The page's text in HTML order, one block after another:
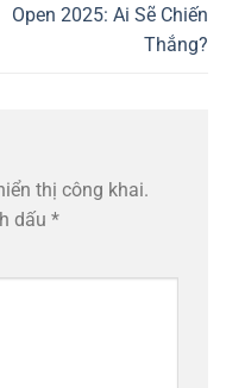
Open 2025: Ai Sẽ Chiến
Thắng?
thị công khai.
dấu *